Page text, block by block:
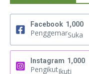
Facebook 1,000
PenggemarSuka
Instagram 1,000
PengikutIkuti